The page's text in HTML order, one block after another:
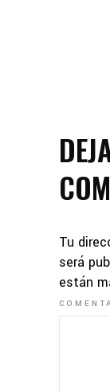
Tu
será
están